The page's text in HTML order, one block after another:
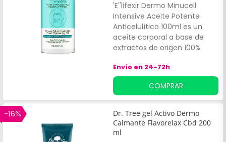
'E''lifexir Dermo Minucell
Intensive Aceite Potente
Anticelulítico 100ml es un
aceite corporal a base de
extractos de origen 100%
ciprés, niaouli y forskolin que
contribuye a ejercer un
efecto reafirmante y
drenante sobre la piel.
Asimismo, también ayuda a
suavizar la textura de la piel,
proporcionándole elasticidad
Envío en 24-72h
COMPRAR
-16%
Dr. Tree gel Activo Dermo
Calmante Flavorelax Cbd 200
ml